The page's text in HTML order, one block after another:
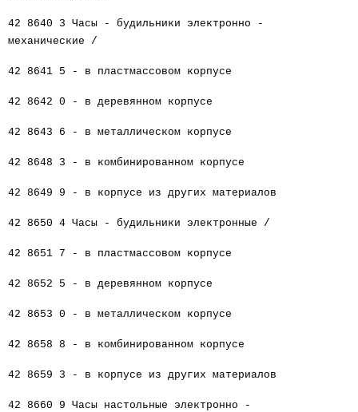
42 8640 3 Часы - будильники электронно -
механические /
42 8641 5 - в пластмассовом корпусе
42 8642 0 - в деревянном корпусе
42 8643 6 - в металлическом корпусе
42 8648 3 - в комбинированном корпусе
42 8649 9 - в корпусе из других материалов
42 8650 4 Часы - будильники электронные /
42 8651 7 - в пластмассовом корпусе
42 8652 5 - в деревянном корпусе
42 8653 0 - в металлическом корпусе
42 8658 8 - в комбинированном корпусе
42 8659 3 - в корпусе из других материалов
42 8660 9 Часы настольные электронно -